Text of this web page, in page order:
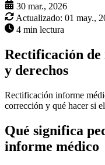
30 mar., 2026
Actualizado: 01 may.,
4 min lectura
Rectificación de
y derechos
Rectificación informe
corrección y qué hacer si
Qué significa
informe médico